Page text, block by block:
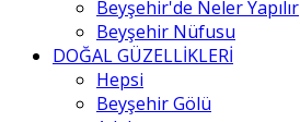
Beyşehir'de Neler Yapılır
Beyşehir Nüfusu
DOĞAL GÜZELLİKLERİ
Hepsi
Beyşehir Gölü